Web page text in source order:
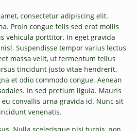
consectetur adipiscing elit.
Proin congue felis sed erat mollis
vehicula porttitor. In eget gravida
Suspendisse tempor varius lectus
massa velit, ut fermentum tellus
tincidunt justo vitae hendrerit.
et odio commodo congue. Aenean
In sed pretium ligula. Mauris
convallis urna gravida id. Nunc sit
venenatis.